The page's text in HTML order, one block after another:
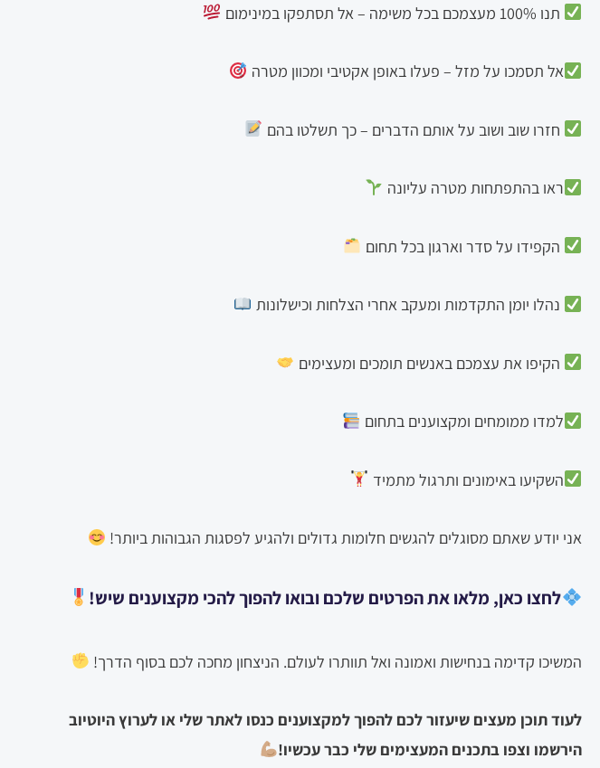
תנו 100% מעצמכם בכל משימה – אל תסתפקו במינימום
אל תסמכו על מזל – פעלו באופן אקטיבי ומכוון מטרה
חזרו שוב ושוב על אותם הדברים – כך תשלטו בהם
ראו בהתפתחות מטרה עליונה
הקפידו על סדר וארגון בכל תחום
נהלו יומן התקדמות ומעקב אחרי הצלחות וכישלונות
הקיפו את עצמכם באנשים תומכים ומעצימים
למדו ממומחים ומקצוענים בתחום
השקיעו באימונים ותרגול מתמיד
אני יודע שאתם מסוגלים להגשים חלומות גדולים ולהגיע לפסגות הגבוהות ביותר!
לחצו כאן, מלאו את הפרטים שלכם ובואו להפוך להכי מקצוענים שיש!
המשיכו קדימה בנחישות ואמונה ואל תוותרו לעולם. הניצחון מחכה לכם בסוף הדרך!
לעוד תוכן מעצים שיעזור לכם להפוך למקצוענים כנסו לאתר שלי או לערוץ היוטיוב
הירשמו וצפו בתכנים המעצימים שלי כבר עכשיו!